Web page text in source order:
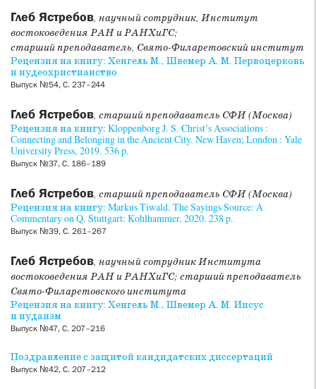
Глеб Ястребов, научный сотрудник, Институт
востоковедения РАН и РАНХиГС;
старший преподаватель, Свято-Филаретовский институт
Рецензия на книгу: Хенгель М., Швемер А. М. Первоцерковь
и иудеохристианство
Выпуск №54, С. 237–244
Глеб Ястребов, старший преподаватель СФИ (Москва)
Рецензия на книгу: Kloppenborg J. S. Christ’s Associations :
Connecting and Belonging in the Ancient City. New Haven; London : Yale
University Press, 2019. 536 p.
Выпуск №37, С. 186–189
Глеб Ястребов, старший преподаватель СФИ (Москва)
Рецензия на книгу: Markus Tiwald. The Sayings Source: A
Commentary on Q. Stuttgart: Kohlhammer, 2020. 238 p.
Выпуск №39, С. 261–267
Глеб Ястребов, научный сотрудник Института
востоковедения РАН и РАНХиГС; старший преподаватель
Свято-Филаретовского института
Рецензия на книгу: Хенгель М., Швемер А. М. Иисус
и иудаизм
Выпуск №47, С. 207–216
Поздравление с защитой кандидатских диссертаций
Выпуск №42, С. 207–212